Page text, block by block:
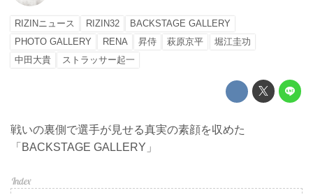
RIZINニュース RIZIN32
BACKSTAGE GALLERY
PHOTO GALLERY
RENA 昇侍 萩原京平
堀江圭功
中田大貴
ストラッサー起一
戦いの裏側で選手が見せる真実の素顔を収めた
「BACKSTAGE GALLERY」